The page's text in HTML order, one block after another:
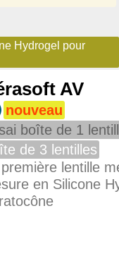
Hydrogel pour
AV
nouveau
boîte de 1
de 3 lentilles
lentille
en Silicone